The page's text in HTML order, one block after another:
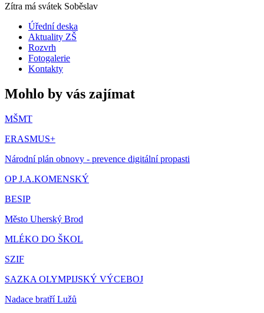
Zítra má svátek Soběslav
Úřední deska
Aktuality ZŠ
Rozvrh
Fotogalerie
Kontakty
Mohlo by vás zajímat
MŠMT
ERASMUS+
Národní plán obnovy - prevence digitální propasti
OP J.A.KOMENSKÝ
BESIP
Město Uherský Brod
MLÉKO DO ŠKOL
SZIF
SAZKA OLYMPIJSKÝ VÝCEBOJ
Nadace bratří Lužů